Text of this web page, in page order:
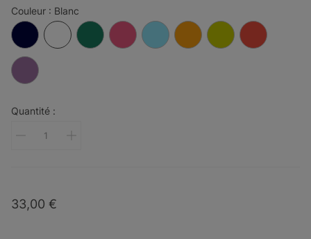
Couleur : Blanc
Bleu
foncé
Blanc Vert Fuchsia Bleu
Clair
Orange Jaune
Quantité :
33,00 €